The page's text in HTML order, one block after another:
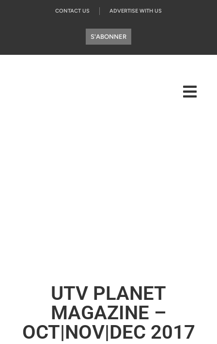
CONTACT US ADVERTISE WITH US
S'ABONNER
UTV PLANET
MAGAZINE –
OCT|NOV|DEC 2017